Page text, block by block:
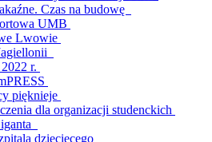
Czas na budowę
UMB
Lwowie
r.
pięknieje
dla organizacji studenckich
dziecięcego